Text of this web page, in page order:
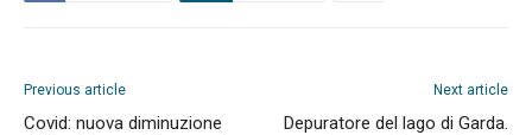
Previous article
Covid: nuova diminuzione
Next article
Depuratore del lago di Garda.